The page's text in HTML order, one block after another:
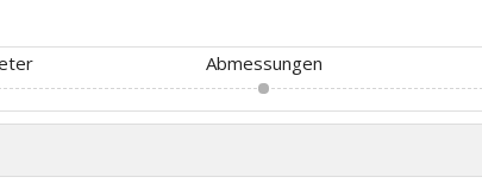
Abmessungen